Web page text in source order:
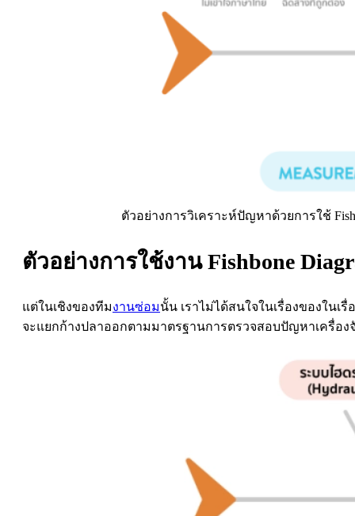
ตัวอย่างการวิเคราะห์ปัญหาด้วยการใช้
ตัวอย่างการใช้งาน Fishbone
แต่ในเชิงของทีมงานซ่อมนั้น เราไม่ได้สนใจในเรื่องของในเ
จะแยกก้างปลาออกตามมาตรฐานการตรวจสอบปัญหาเครื่อ